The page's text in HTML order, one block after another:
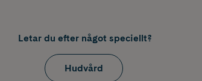
Letar du efter något speciellt?
Hudvård